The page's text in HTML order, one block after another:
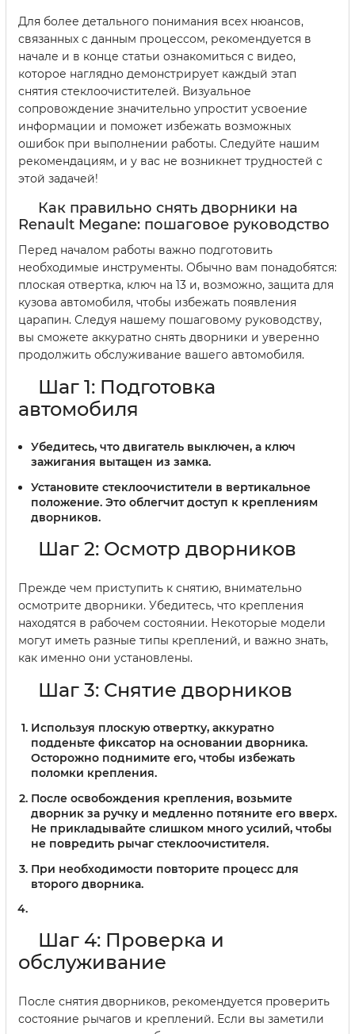
Для более детального понимания всех нюансов,
связанных с данным процессом, рекомендуется в
начале и в конце статьи ознакомиться с видео,
которое наглядно демонстрирует каждый этап
снятия стеклоочистителей. Визуальное
сопровождение значительно упростит усвоение
информации и поможет избежать возможных
ошибок при выполнении работы. Следуйте нашим
рекомендациям, и у вас не возникнет трудностей с
этой задачей!
Как правильно снять дворники на
Renault Megane: пошаговое руководство
Перед началом работы важно подготовить
необходимые инструменты. Обычно вам понадобятся:
плоская отвертка, ключ на 13 и, возможно, защита для
кузова автомобиля, чтобы избежать появления
царапин. Следуя нашему пошаговому руководству,
вы сможете аккуратно снять дворники и уверенно
продолжить обслуживание вашего автомобиля.
Шаг 1: Подготовка
автомобиля
Убедитесь, что двигатель выключен, а ключ
зажигания вытащен из замка.
Установите стеклоочистители в вертикальное
положение. Это облегчит доступ к креплениям
дворников.
Шаг 2: Осмотр дворников
Прежде чем приступить к снятию, внимательно
осмотрите дворники. Убедитесь, что крепления
находятся в рабочем состоянии. Некоторые модели
могут иметь разные типы креплений, и важно знать,
как именно они установлены.
Шаг 3: Снятие дворников
Используя плоскую отвертку, аккуратно
подденьте фиксатор на основании дворника.
Осторожно поднимите его, чтобы избежать
поломки крепления.
После освобождения крепления, возьмите
дворник за ручку и медленно потяните его вверх.
Не прикладывайте слишком много усилий, чтобы
не повредить рычаг стеклоочистителя.
При необходимости повторите процесс для
второго дворника.
Шаг 4: Проверка и
обслуживание
После снятия дворников, рекомендуется проверить
состояние рычагов и креплений. Если вы заметили